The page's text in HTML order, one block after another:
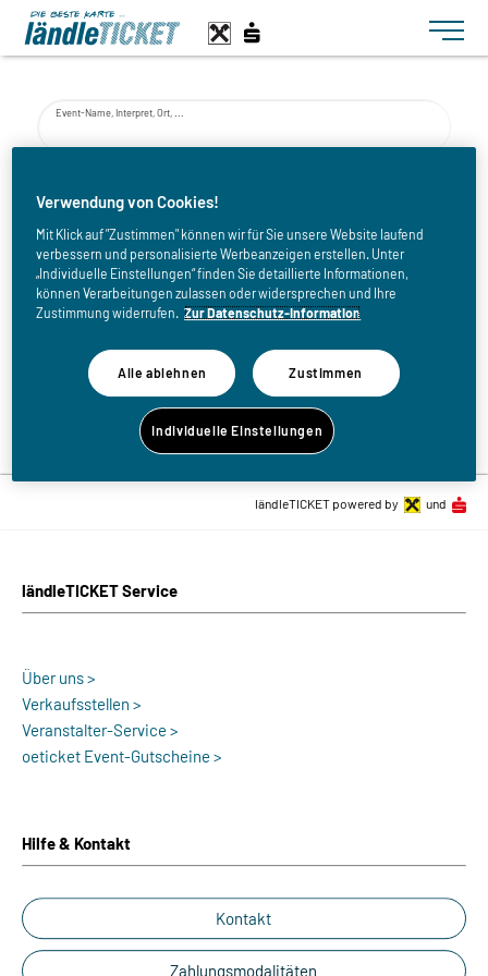
Toggle
Event-Name, Interpret, Ort, ...
bis
Zurück zur Eventliste
ländleTICKET Service
Über uns >
Verkaufsstellen >
Veranstalter-Service >
oeticket Event-Gutscheine >
Hilfe & Kontakt
Kontakt
Zahlungsmodalitäten
ländleTICKET powered by und
Verwendung von Cookies!
Mit Klick auf "Zustimmen" können wir für Sie unsere Website laufend
verbessern und personalisierte Werbeanzeigen erstellen. Unter
„Individuelle Einstellungen“ finden Sie detaillierte Informationen,
können Verarbeitungen zulassen oder widersprechen und Ihre
Zustimmung widerrufen. Zur Datenschutz-Information
Alle ablehnen Zustimmen
Individuelle Einstellungen